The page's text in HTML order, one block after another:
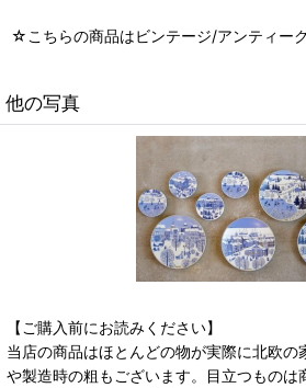
☆こちらの商品はビンテージ/アンティーク
他の写真
【ご購入前にお読みください】
当店の商品はほとんどの物が実際に北欧
や製造時の粗もございます。目立つもの